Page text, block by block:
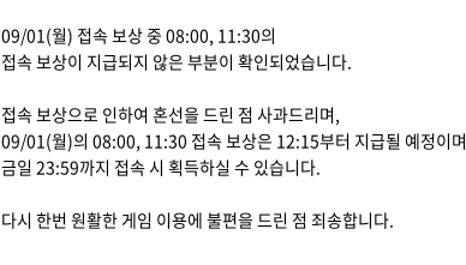
09/01(월) 접속 보상 중 08:00, 11:30의
접속 보상이 지급되지 않은 부분이 확인되었습니다.
접속 보상으로 인하여 혼선을 드린 점 사과드리며,
09/01(월)의 08:00, 11:30 접속 보상은 12:15부터 지급될 예정이며
금일 23:59까지 접속 시 획득하실 수 있습니다.
다시 한번 원활한 게임 이용에 불편을 드린 점 죄송합니다.